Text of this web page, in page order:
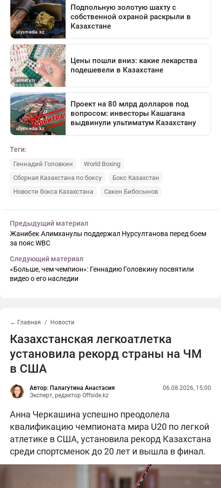
Теги:
Геннадий Головкин
World Boxing
Сборная Казахстана по боксу
Бокс Казахстан
Новости бокса Казахстана
Сакен Бибосынов
Предыдущий материал
Жанибек Алимханулы поддержал Нурсултанова перед боем
за пояс WBC
Следующий материал
«Больше, чем чемпион»: Геннадию Головкину посвятили
видео о его наследии
← Главная Новости
Казахстанская легкоатлетка
установила рекорд страны на ЧМ
в США
Автор: Палагутина Анастасия
Эксперт, редактор Offside.kz
06.08.2026, 15:00
Анна Черкашина успешно преодолела
квалификацию чемпионата мира U20 по легкой
атлетике в США, установила рекорд Казахстана
среди спортсменок до 20 лет и вышла в финал.